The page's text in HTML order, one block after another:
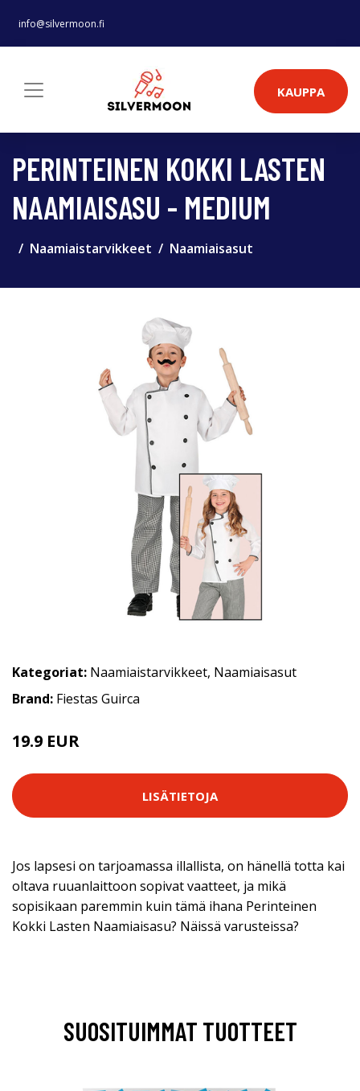
info@silvermoon.fi
KAUPPA
PERINTEINEN KOKKI LASTEN
NAAMIAISASU - MEDIUM
Naamiaistarvikkeet Naamiaisasut
Kategoriat: Naamiaistarvikkeet, Naamiaisasut
Brand: Fiestas Guirca
19.9 EUR
LISÄTIETOJA
Jos lapsesi on tarjoamassa illallista, on hänellä totta kai
oltava ruuanlaittoon sopivat vaatteet, ja mikä
sopisikaan paremmin kuin tämä ihana Perinteinen
Kokki Lasten Naamiaisasu? Näissä varusteissa?
SUOSITUIMMAT TUOTTEET